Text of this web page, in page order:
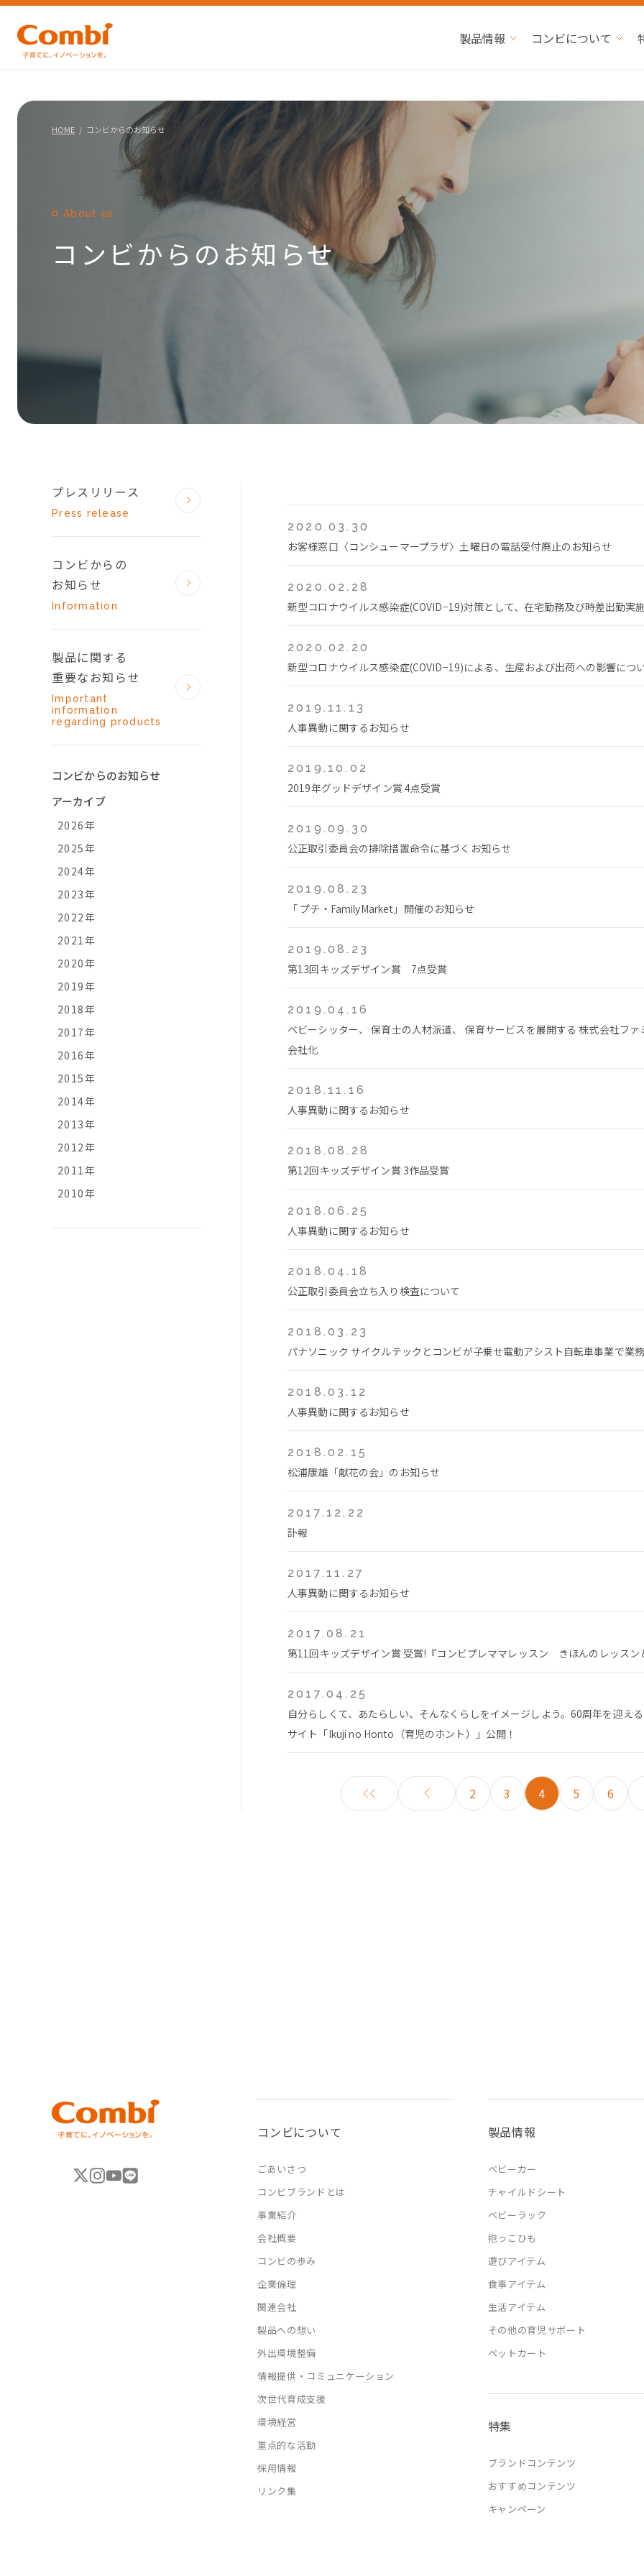
製品情報 コンビについて
HOME コンビからのお知らせ
About us
コンビからのお知らせ
2020.03.30
お客様窓口〈コンシューマープラザ〉土曜日の電話受付廃止のお知らせ
2020.02.28
新型コロナウイルス感染症(COVID−19)対策として、在宅勤務及び時差出勤実
2020.02.20
新型コロナウイルス感染症(COVID−19)による、生産および出荷への影響につ
2019.11.13
人事異動に関するお知らせ
2019.10.02
2019年グッドデザイン賞 4点受賞
2019.09.30
公正取引委員会の排除措置命令に基づくお知らせ
2019.08.23
「 プチ・FamilyMarket」開催のお知らせ
2019.08.23
第13回キッズデザイン賞 7点受賞
2019.04.16
ベビーシッター、 保育士の人材派遣、 保育サービスを展開する 株式会社フ
会社化
2018.11.16
人事異動に関するお知らせ
2018.08.28
第12回キッズデザイン賞 3作品受賞
2018.06.25
人事異動に関するお知らせ
2018.04.18
公正取引委員会立ち入り検査について
2018.03.23
パナソニック サイクルテックとコンビが子乗せ電動アシスト自転車事業で業
2018.03.12
人事異動に関するお知らせ
2018.02.15
松浦康雄「献花の会」のお知らせ
2017.12.22
訃報
2017.11.27
人事異動に関するお知らせ
2017.08.21
第11回キッズデザイン賞 受賞!『コンビプレママレッスン きほんのレッスン
2017.04.25
自分らしくて、あたらしい、そんなくらしをイメージしよう。60周年を迎え
サイト「Ikuji no Honto（育児のホント）」公開！
2 3 4 5 6
プレスリリース
Press release
コンビからの
お知らせ
Information
製品に関する
重要なお知らせ
Important
information
regarding products
コンビからのお知らせ
アーカイブ
2026年
2025年
2024年
2023年
2022年
2021年
2020年
2019年
2018年
2017年
2016年
2015年
2014年
2013年
2012年
2011年
2010年
コンビについて
ごあいさつ
コンビブランドとは
事業紹介
会社概要
コンビの歩み
企業倫理
関連会社
製品への想い
外出環境整備
情報提供・コミュニケーション
次世代育成支援
環境経営
重点的な活動
採用情報
リンク集
製品情報
ベビーカー
チャイルドシート
ベビーラック
抱っこひも
遊びアイテム
食事アイテム
生活アイテム
その他の育児サポート
ペットカート
特集
ブランドコンテンツ
おすすめコンテンツ
キャンペーン